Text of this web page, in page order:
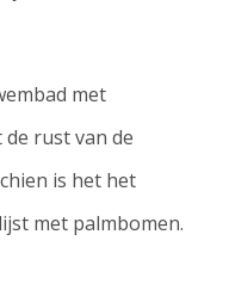
met
rust van de
is het het
met palmbomen.